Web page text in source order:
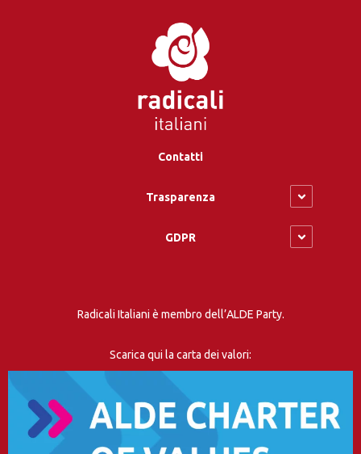
Contatti
Trasparenza
GDPR
Radicali Italiani è membro dell’ALDE Party.
Scarica qui la carta dei valori: